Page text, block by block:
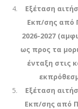
Εξέταση
Εκπ/σης από
2026-2027
ως προς τα
ένταξη στις
Εξέταση
Εκπ/σης από